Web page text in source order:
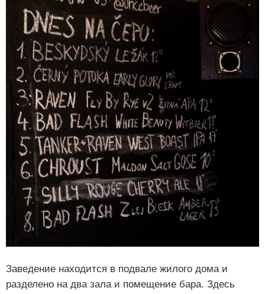
Заведение находится в подвале жилого дома и
разделено на два зала и помещение бара. Здесь